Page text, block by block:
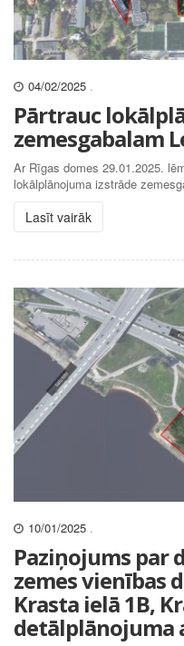
04/02/2025 .
Pārtrauc
zemesgabalam
Ar Rīgas domes 29.01.2025.
lokālplānojuma izstrāde
Lasīt vairāk
10/01/2025 .
Paziņojums par
zemes vienības
Krasta ielā 1B,
detālplānojuma